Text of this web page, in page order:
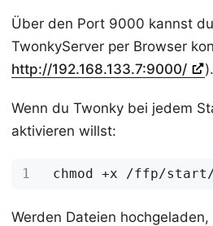
Über den Port 9000 kannst
TwonkyServer per Browser
http://192.168.133.7:9000/
).
Wenn du Twonky bei jedem
aktivieren willst:
Werden Dateien